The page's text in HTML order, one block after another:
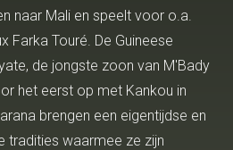
naar Mali en speelt voor o.a.
Farka Touré. De Guineese
de jongste zoon van M'Bady
het eerst op met Kankou in
brengen een eigentijdse en
tradities waarmee ze zijn